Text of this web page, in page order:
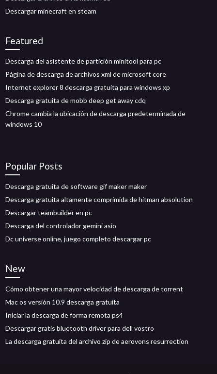
Descargar minecraft en steam
Featured
Descarga del asistente de partición minitool para pc
Página de descarga de archivos xml de microsoft core
Internet explorer 8 descarga gratuita para windows xp
Descarga gratuita de mobb deep get away cdq
Chrome cambia la ubicación de descarga predeterminada de
windows 10
Popular Posts
Descarga gratuita de software gif maker maker
Descarga gratuita altamente comprimida de hitman absolution
Descargar teambuilder en pc
Descarga del controlador gemini asio
Dc universe online, juego completo descargar pc
New
Cómo obtener una mayor velocidad de descarga de torrent
Mac os versión 10.9 descarga gratuita
Iniciar la descarga de forma remota ps4
Descargar gratis bluetooth driver para dell vostro
La descarga gratuita del archivo zip de aerovons resurrection